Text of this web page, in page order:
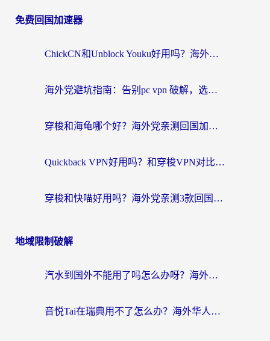
免费回国加速器
ChickCN和Unblock Youku好用吗？海外党亲测3款回国加速器，附iOS免费选择指南
海外党避坑指南：告别pc vpn 破解，选对回国加速器轻松访问国内资源
穿梭和海龟哪个好？海外党亲测回国加速器，附电脑免费VPN推荐
Quickback VPN好用吗？和穿梭VPN对比哪个回国效果更好？海外党必看的真实测评与选择指南
穿梭和快喵好用吗？海外党亲测3款回国加速器，附日本回国VPN避坑指南
地域限制破解
汽水到国外不能用了吗怎么办呀？海外党追剧看片的救星在这里！
音悦Tai在瑞典用不了怎么办？海外华人追剧听歌的实用指南